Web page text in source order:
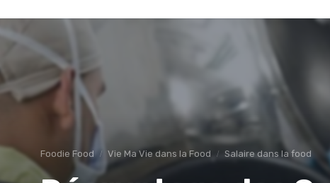
Foodie Food Vie Ma Vie dans la Food Salaire dans la food